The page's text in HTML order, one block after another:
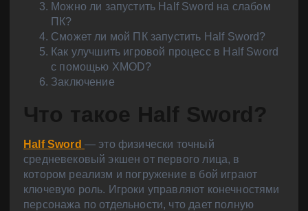
Можно ли запустить Half Sword на слабом
ПК?
Сможет ли мой ПК запустить Half Sword?
Как улучшить игровой процесс в Half Sword
с помощью XMOD?
Заключение
Что такое Half Sword?
Half Sword — это физически точный
средневековый экшен от первого лица, в
котором реализм и погружение в бой играют
ключевую роль. Игроки управляют конечностями
персонажа по отдельности, что дает полную